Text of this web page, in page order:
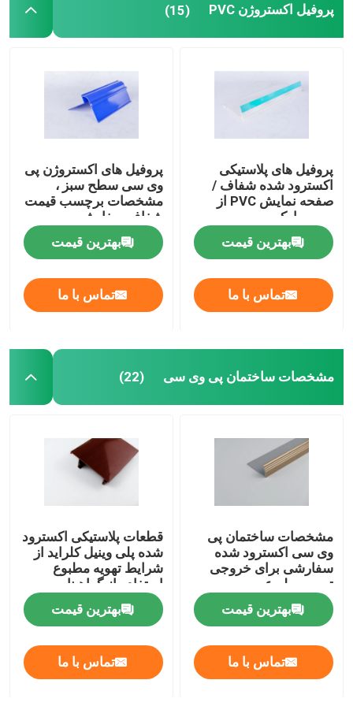
پروفیل اکستروژن PVC (15)
پروفیل های پلاستیکی
اکسترود شده شفاف /
صفحه نمایش PVC از
سوپرمارکت
بهترین قیمت
تماس با ما
پروفیل های اکستروژن پی
وی سی سطح سبز ،
مشخصات برچسب قیمت
شفاف سفارشی
بهترین قیمت
تماس با ما
مشخصات ساختمان پی وی سی (22)
مشخصات ساختمان پی
وی سی اکسترود شده
سفارشی برای خروجی
تهویه مطبوع
بهترین قیمت
تماس با ما
قطعات پلاستیکی اکسترود
شده پلی وینیل کلراید از
شرایط تهویه مطبوع
استفاده از گواهینامه
ISO9001
بهترین قیمت
تماس با ما